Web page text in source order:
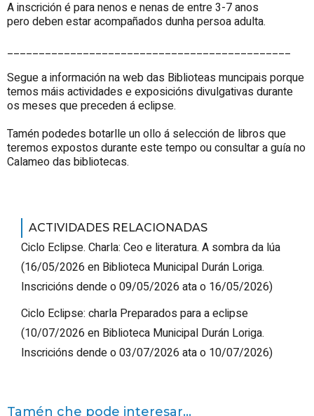
A inscrición é para nenos e nenas de entre 3-7 anos
pero deben estar acompañados dunha persoa adulta.
_____________________________________________
Segue a información na web das Biblioteas muncipais porque
temos máis actividades e exposicións divulgativas durante
os meses que preceden á eclipse.
Tamén podedes botarlle un ollo á selección de libros que
teremos expostos durante este tempo ou consultar a guía no
Calameo das bibliotecas.
ACTIVIDADES RELACIONADAS
Ciclo Eclipse. Charla: Ceo e literatura. A sombra da lúa
(16/05/2026 en Biblioteca Municipal Durán Loriga.
Inscricións dende o 09/05/2026 ata o 16/05/2026)
Ciclo Eclipse: charla Preparados para a eclipse
(10/07/2026 en Biblioteca Municipal Durán Loriga.
Inscricións dende o 03/07/2026 ata o 10/07/2026)
Tamén che pode interesar...